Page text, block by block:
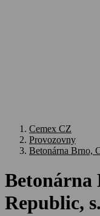
Cemex CZ
Provozovny
Betonárna Brno,
Betonárna
Republic,